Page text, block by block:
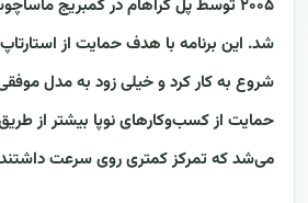
۲۰۰۵ توسط پل گراهام در کمبریج
شد. این برنامه با هدف حمایت از
شروع به کار کرد و خیلی زود به مدل
حمایت از کسب‌وکارهای نوپا بیشتر از
می‌شد که تمرکز کمتری روی سرعت